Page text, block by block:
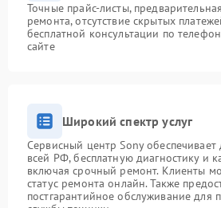
Точные прайс-листы,
ремонта, отсутствие скрытых
бесплатной консультации по
сайте
Широкий спектр услуг
Сервисный центр Sony обеспечивает
всей РФ, бесплатную диагностику и
включая срочный ремонт. Клиенты
статус ремонта онлайн. Также
постгарантийное обслуживание для